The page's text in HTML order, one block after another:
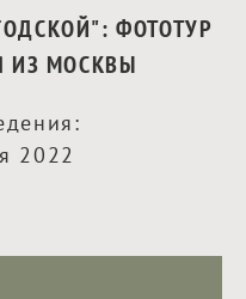
ФОТОТУР
ИЗ МОСКВЫ
2022